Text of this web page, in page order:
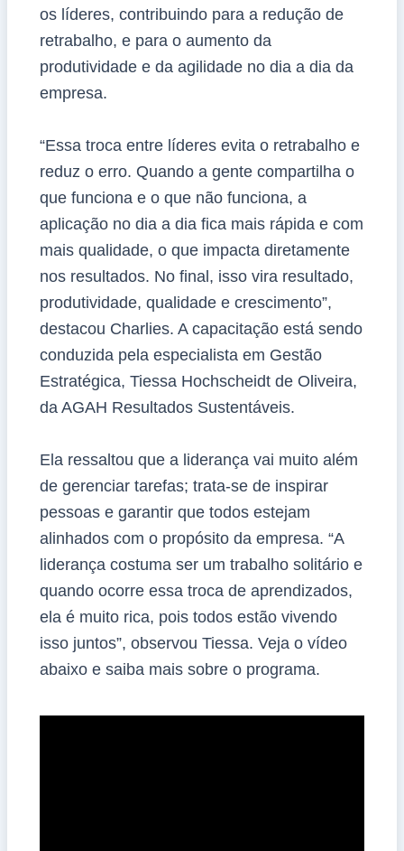
os líderes, contribuindo para a redução de
retrabalho, e para o aumento da
produtividade e da agilidade no dia a dia da
empresa.
“Essa troca entre líderes evita o retrabalho e
reduz o erro. Quando a gente compartilha o
que funciona e o que não funciona, a
aplicação no dia a dia fica mais rápida e com
mais qualidade, o que impacta diretamente
nos resultados. No final, isso vira resultado,
produtividade, qualidade e crescimento”,
destacou Charlies. A capacitação está sendo
conduzida pela especialista em Gestão
Estratégica, Tiessa Hochscheidt de Oliveira,
da AGAH Resultados Sustentáveis.
Ela ressaltou que a liderança vai muito além
de gerenciar tarefas; trata-se de inspirar
pessoas e garantir que todos estejam
alinhados com o propósito da empresa. “A
liderança costuma ser um trabalho solitário e
quando ocorre essa troca de aprendizados,
ela é muito rica, pois todos estão vivendo
isso juntos”, observou Tiessa. Veja o vídeo
abaixo e saiba mais sobre o programa.